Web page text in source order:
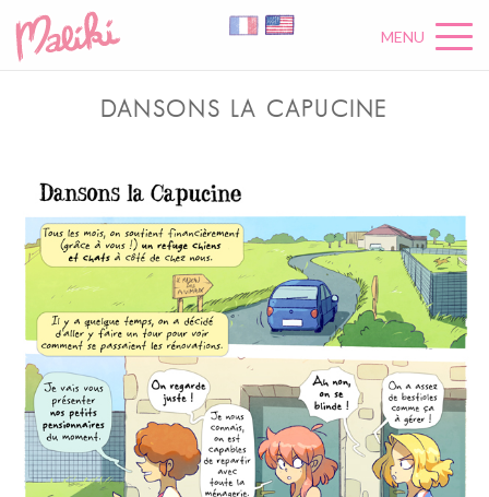
MENU
DANSONS LA CAPUCINE